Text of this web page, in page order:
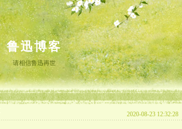
鲁迅博客
请相信鲁迅再世
2020-08-23 12:32:28